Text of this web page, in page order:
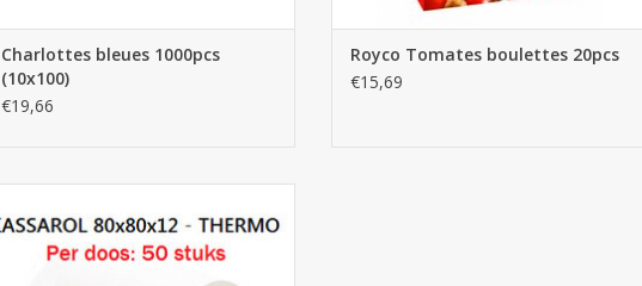
Charlottes bleues 1000pcs
(10x100)
€19,66
Royco Tomates boulettes 20pcs
€15,69
AJOUTER AU PANIER